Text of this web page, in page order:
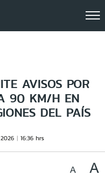
AVISOS POR
90 KM/H EN
DEL PAÍS
16:36 hrs